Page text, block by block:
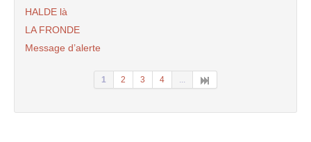
HALDE là
LA FRONDE
Message d’alerte
1 2 3 4